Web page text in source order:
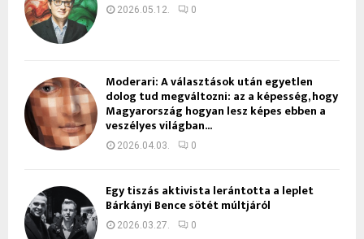
2026.05.12. 0
Moderari: A választások után egyetlen
dolog tud megváltozni: az a képesség, hogy
Magyarország hogyan lesz képes ebben a
veszélyes világban...
2026.04.03. 0
Egy tiszás aktivista lerántotta a leplet
Bárkányi Bence sötét múltjáról
2026.03.27. 0